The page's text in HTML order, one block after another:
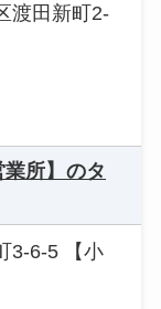
渡田新町2-
所】のタ
3-6-5 【小